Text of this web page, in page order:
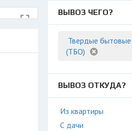
ВЫВОЗ ЧЕГО?
Твердые
(ТБО)
ВЫВОЗ ОТКУДА?
Из квартиры
С дачи